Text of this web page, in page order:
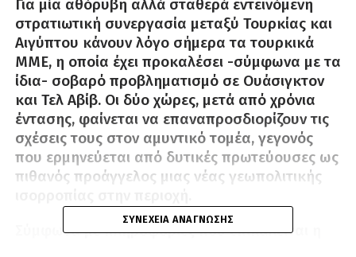
Για μία αθόρυβη αλλά σταθερά εντεινόμενη
στρατιωτική συνεργασία μεταξύ Τουρκίας και
Αιγύπτου κάνουν λόγο σήμερα τα τουρκικά
ΜΜΕ, η οποία έχει προκαλέσει -σύμφωνα με τα
ίδια- σοβαρό προβληματισμό σε Ουάσιγκτον
και Τελ Αβίβ. Οι δύο χώρες, μετά από χρόνια
έντασης, φαίνεται να επαναπροσδιορίζουν τις
σχέσεις τους στον αμυντικό τομέα, γεγονός
που ερμηνεύεται από δυτικές πρωτεύουσες ως
πιθανός προάγγελος μιας νέας γεωπολιτικής
Σύμφωνα με πληροφορίες που επικαλείται η
ΣΥΝΈΧΕΙΑ ΑΝΆΓΝΩΣΗΣ